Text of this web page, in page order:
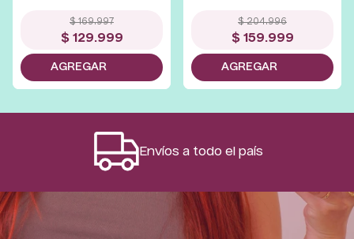
$ 169.997
$ 129.999
$ 204.996
$ 159.999
Envíos a todo el país